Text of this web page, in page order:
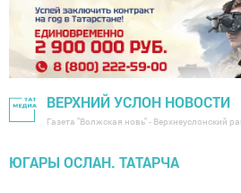
ВЕРХНИЙ УСЛОН НОВОСТИ
Газета "Волжская новь" - Верхнеуслонский
ЮГАРЫ ОСЛАН. ТАТАРЧА